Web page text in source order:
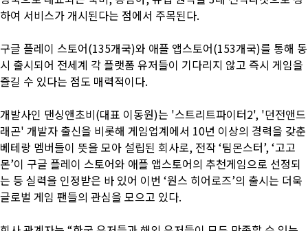
하여 서비스가 개시된다는 점에서 주목된다.
구글 플레이 스토어(135개국)와 애플 앱스토어(153개국)를 통해 동
시 출시되어 전세계 각 플랫폼 유저들이 기다리지 않고 즉시 게임을
즐길 수 있다는 점도 매력적이다.
개발사인 댄싱앤초비(대표 이동원)는 '스트리트파이터2', '던전앤드
래곤' 개발자 출신을 비롯해 게임업계에서 10년 이상의 경력을 갖춘
베테랑 멤버들이 뜻을 모아 설립된 회사로, 전작 ‘팀몬스터’, ‘고고
몬’이 구글 플레이 스토어와 애플 앱스토어의 추천게임으로 선정되
는 등 실력을 인정받은 바 있어 이번 ‘원스 히어로즈’의 출시는 더욱
글로벌 게임 팬들의 관심을 모으고 있다.